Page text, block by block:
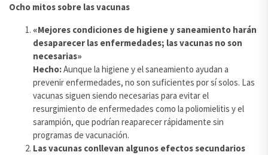
Ocho mitos sobre las vacunas
«Mejores condiciones de higiene y saneamiento harán
desaparecer las enfermedades; las vacunas no son
necesarias»
Hecho:Aunque la higiene y el saneamiento ayudan a
prevenir enfermedades, no son suficientes por sí solos. Las
vacunas siguen siendo necesarias para evitar el
resurgimiento de enfermedades como la poliomielitis y el
sarampión, que podrían reaparecer rápidamente sin
programas de vacunación.
Las vacunas conllevan algunos efectos secundarios